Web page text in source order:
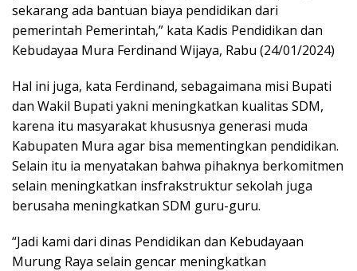
sekarang ada bantuan biaya pendidikan dari
pemerintah Pemerintah,” kata Kadis Pendidikan dan
Kebudayaa Mura Ferdinand Wijaya, Rabu (24/01/2024)
Hal ini juga, kata Ferdinand, sebagaimana misi Bupati
dan Wakil Bupati yakni meningkatkan kualitas SDM,
karena itu masyarakat khususnya generasi muda
Kabupaten Mura agar bisa mementingkan pendidikan.
Selain itu ia menyatakan bahwa pihaknya berkomitmen
selain meningkatkan insfrakstruktur sekolah juga
berusaha meningkatkan SDM guru-guru.
“Jadi kami dari dinas Pendidikan dan Kebudayaan
Murung Raya selain gencar meningkatkan